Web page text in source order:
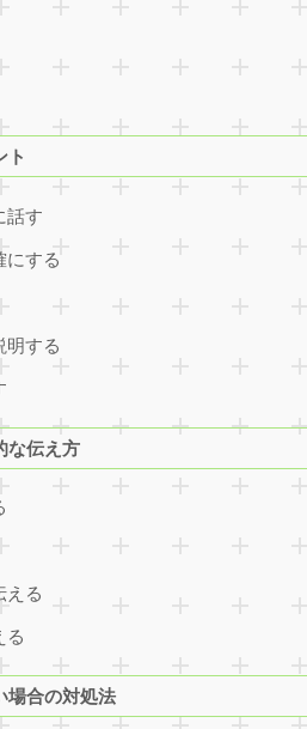
ト
話す
にする
明する
な伝え方
える
る
場合の対処法